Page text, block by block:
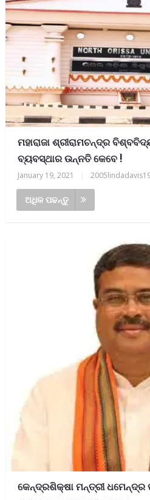
ମହାରାଜା ଶ୍ରୀରାମଚନ୍ଦ୍ର
ବ୍ୟବସ୍ଥାର ଉନ୍ନତି କେବେ !
January 19, 2021
ଅଧିକ ପଢନ୍ତୁ
କେନ୍ଦ୍ରଶିକ୍ଷା ମନ୍ତ୍ରୀ ଧମେନ୍ଦ୍ର